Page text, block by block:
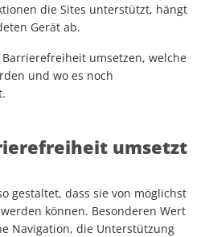
die Sites unterstützt, hängt
Gerät ab.
umsetzen, welche
und wo es noch
umsetzt
gestaltet, dass sie von möglichst
können. Besonderen Wert
Navigation, die Unterstützung